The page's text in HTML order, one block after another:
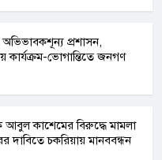
অভিভাবকশূন্য প্রশাসন,
কার্যক্রম-ভোগান্তিতে জনগণ
আবুল কাশেমের বিরুদ্ধে মামলা
দাবিতে চকরিয়ায় মানববন্ধন